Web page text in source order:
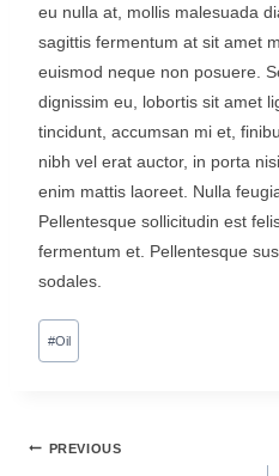
eu nulla at, mollis malesuada
sagittis fermentum at sit amet
euismod neque non posuere.
dignissim eu, lobortis sit amet
tincidunt, accumsan mi et,
nibh vel erat auctor, in porta
enim mattis laoreet. Nulla
Pellentesque sollicitudin est
fermentum et. Pellentesque
sodales.
#Oil
PREVIOUS